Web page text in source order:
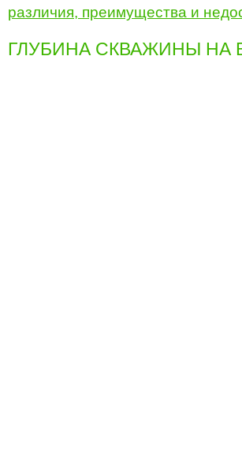
различия, преимущества и
ГЛУБИНА СКВАЖИНЫ НА